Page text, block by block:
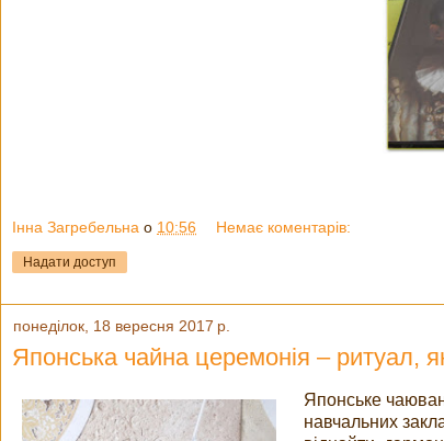
Інна Загребельна о 10:56 Немає коментарів:
Надати доступ
понеділок, 18 вересня 2017 р.
Японська чайна церемонія – ритуал,
Японське
навчальних